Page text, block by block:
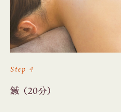
Step 4
鍼（20分）